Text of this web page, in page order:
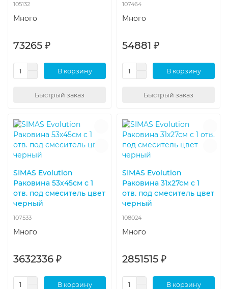
105132
Много
73265 ₽
В корзину
Быстрый заказ
107464
Много
54881 ₽
В корзину
Быстрый заказ
SIMAS Evolution
Раковина 53х45см с 1
отв. под смеситель цвет
черный
107533
Много
3632336 ₽
В корзину
SIMAS Evolution
Раковина 31х27см с 1
отв. под смеситель цвет
черный
108024
Много
2851515 ₽
В корзину